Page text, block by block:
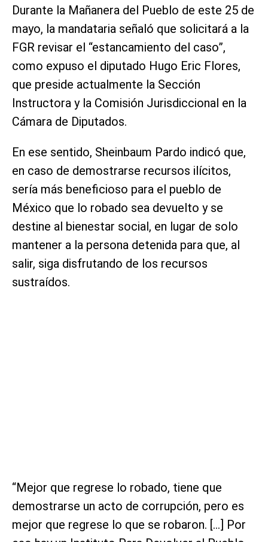
Durante la Mañanera del Pueblo de este 25 de
mayo, la mandataria señaló que solicitará a la
FGR revisar el “estancamiento del caso”,
como expuso el diputado Hugo Eric Flores,
que preside actualmente la Sección
Instructora y la Comisión Jurisdiccional en la
Cámara de Diputados.
En ese sentido, Sheinbaum Pardo indicó que,
en caso de demostrarse recursos ilícitos,
sería más beneficioso para el pueblo de
México que lo robado sea devuelto y se
destine al bienestar social, en lugar de solo
mantener a la persona detenida para que, al
salir, siga disfrutando de los recursos
sustraídos.
“Mejor que regrese lo robado, tiene que
demostrarse un acto de corrupción, pero es
mejor que regrese lo que se robaron. […] Por